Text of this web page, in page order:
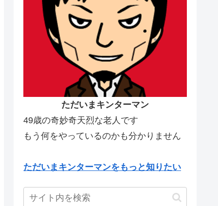
ただいまキンターマン
49歳の奇妙奇天烈な老人です
もう何をやっているのかも分かりません
ただいまキンターマンをもっと知りたい